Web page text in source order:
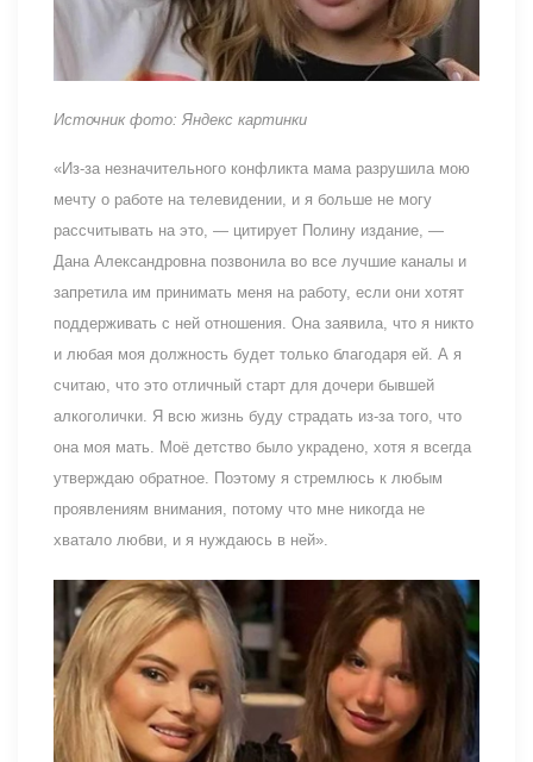
Источник фото: Яндекс картинки
«Из-за незначительного конфликта мама разрушила мою
мечту о работе на телевидении, и я больше не могу
рассчитывать на это, — цитирует Полину издание, —
Дана Александровна позвонила во все лучшие каналы и
запретила им принимать меня на работу, если они хотят
поддерживать с ней отношения. Она заявила, что я никто
и любая моя должность будет только благодаря ей. А я
считаю, что это отличный старт для дочери бывшей
алкоголички. Я всю жизнь буду страдать из-за того, что
она моя мать. Моё детство было украдено, хотя я всегда
утверждаю обратное. Поэтому я стремлюсь к любым
проявлениям внимания, потому что мне никогда не
хватало любви, и я нуждаюсь в ней».